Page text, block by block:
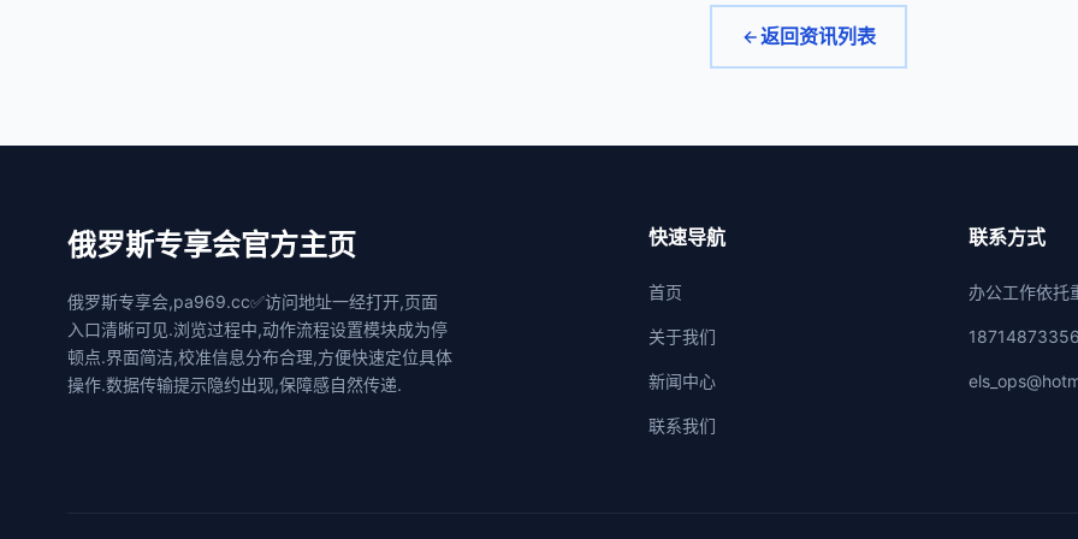
返回资讯列表
俄罗斯专享会官方主页
俄罗斯专享会,pa969.cc✅访问地址一经打开,页面
入口清晰可见.浏览过程中,动作流程设置模块成为停
顿点.界面简洁,校准信息分布合理,方便快速定位具体
操作.数据传输提示隐约出现,保障感自然传递.
快速导航
首页
关于我们
新闻中心
联系我们
联系方式
办公工作依托
18714873356